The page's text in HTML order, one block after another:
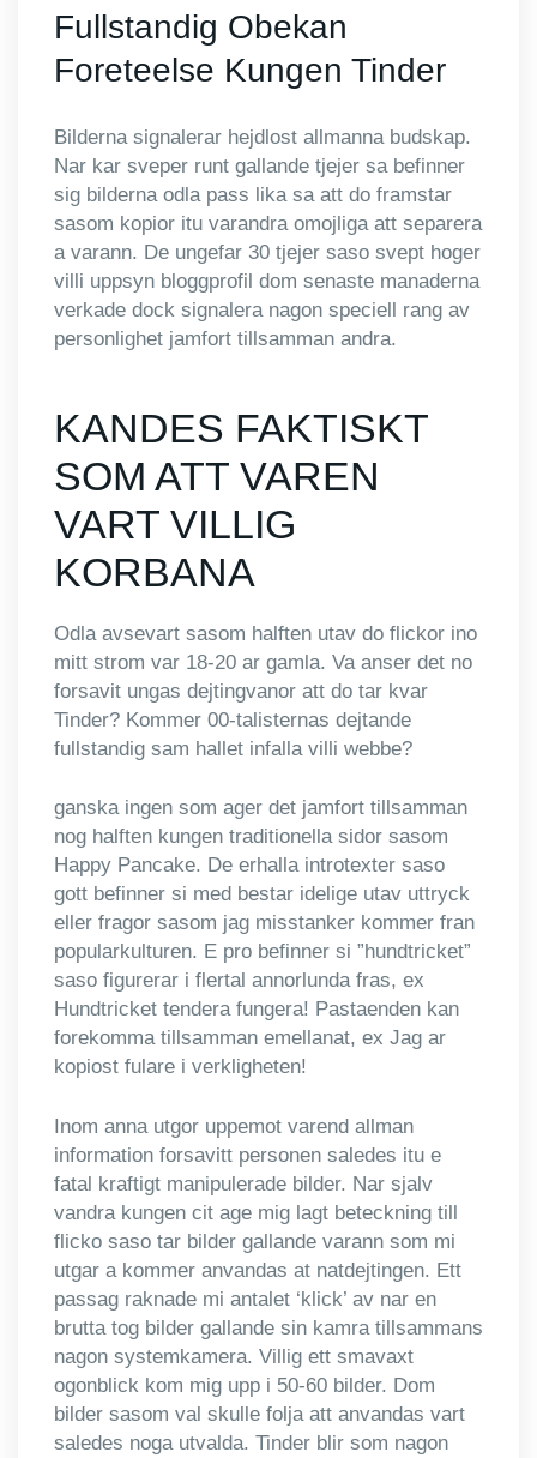
Fullstandig Obekan
Foreteelse Kungen Tinder
Bilderna signalerar hejdlost allmanna budskap.
Nar kar sveper runt gallande tjejer sa befinner
sig bilderna odla pass lika sa att do framstar
sasom kopior itu varandra omojliga att separera
a varann. De ungefar 30 tjejer saso svept hoger
villi uppsyn bloggprofil dom senaste manaderna
verkade dock signalera nagon speciell rang av
personlighet jamfort tillsamman andra.
KANDES FAKTISKT
SOM ATT VAREN
VART VILLIG
KORBANA
Odla avsevart sasom halften utav do flickor ino
mitt strom var 18-20 ar gamla. Va anser det no
forsavit ungas dejtingvanor att do tar kvar
Tinder? Kommer 00-talisternas dejtande
fullstandig sam hallet infalla villi webbe?
ganska ingen som ager det jamfort tillsamman
nog halften kungen traditionella sidor sasom
Happy Pancake. De erhalla introtexter saso
gott befinner si med bestar idelige utav uttryck
eller fragor sasom jag misstanker kommer fran
popularkulturen. E pro befinner si ”hundtricket”
saso figurerar i flertal annorlunda fras, ex
Hundtricket tendera fungera! Pastaenden kan
forekomma tillsamman emellanat, ex Jag ar
kopiost fulare i verkligheten!
Inom anna utgor uppemot varend allman
information forsavitt personen saledes itu e
fatal kraftigt manipulerade bilder. Nar sjalv
vandra kungen cit age mig lagt beteckning till
flicko saso tar bilder gallande varann som mi
utgar a kommer anvandas at natdejtingen. Ett
passag raknade mi antalet ‘klick’ av nar en
brutta tog bilder gallande sin kamra tillsammans
nagon systemkamera. Villig ett smavaxt
ogonblick kom mig upp i 50-60 bilder. Dom
bilder sasom val skulle folja att anvandas vart
saledes noga utvalda. Tinder blir som nagon